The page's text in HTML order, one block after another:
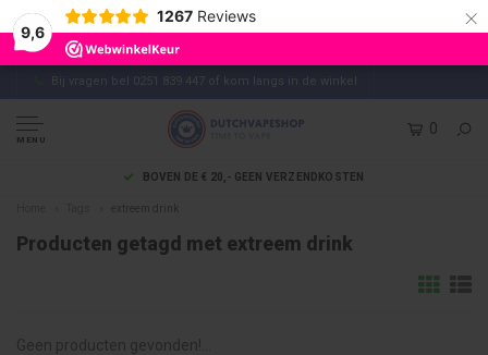
9,6
1267 Reviews ×
Bij vragen bel 0251 839 447 of kom langs in de winkel
MENU
0
BOVEN DE € 20,- GEEN VERZENDKOSTEN
extreem drink
Producten getagd met extreem drink
Geen producten gevonden!...